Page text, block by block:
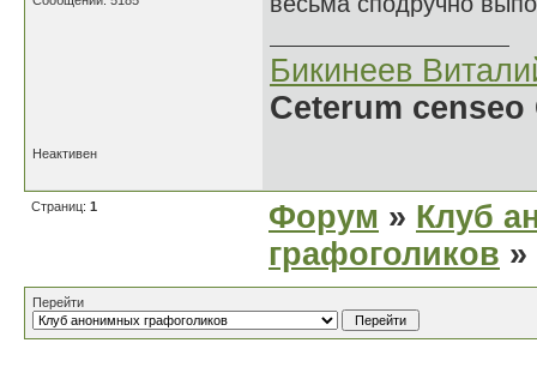
Бикинеев
Ceterum
Неактивен
Страниц: 1 Форум » Клуб
графоголиков
Перейти